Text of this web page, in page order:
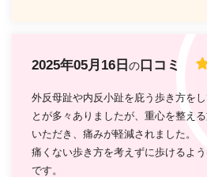
2025年05月16日 の口コミ
外反母趾や内反小趾を庇う歩き方を
とが多々ありましたが、重心を整え
いただき、痛みが軽減されました。
痛くない歩き方を考えずに歩けるよ
です。